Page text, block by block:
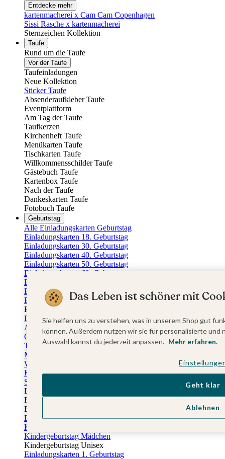
Entdecke mehr
kartenmacherei x Cam Cam Copenhagen
Sissi Rasche x kartenmacherei
Sternzeichen Kollektion
Taufe
Rund um die Taufe
Vor der Taufe
Taufeinladungen
Neue Kollektion
Sticker Taufe
Absenderaufkleber Taufe
Eventplattform
Am Tag der Taufe
Taufkerzen
Kirchenheft Taufe
Menükarten Taufe
Tischkarten Taufe
Willkommensschilder Taufe
Gästebuch Taufe
Kartenbox Taufe
Nach der Taufe
Dankeskarten Taufe
Fotobuch Taufe
Geburtstag
Alle Einladungskarten Geburtstag
Einladungskarten 18. Geburtstag
Einladungskarten 30. Geburtstag
Einladungskarten 40. Geburtstag
Einladungskarten 50. Geburtstag
Einladungskarten 60. Geburtstag
Einladungskarten 70. Geburtstag
Einladungskarten 80. Geburtstag
Einladungskarten 90. Geburtstag
Für jedes Alter
Doppelgeburtstag Einladungen
Alle Geburtstagsextras
Gästebücher Geburtstag
Tischkarten Geburtstag
Menükarten Geburtstag
Weinetiketten Geburtstag
Kartenbox Geburtstag
Save the Date Karten
Dankeskarten Geburtstag
Fotobuch Geburtstag
Eventplattform
Einladungskarten Kindergeburtstag
Kindergeburtstag Jungen
Kindergeburtstag Mädchen
Kindergeburtstag Unisex
Einladungskarten 1. Geburtstag
Das Leben ist schöner mit
Sie helfen uns zu verstehen, was in unserem Shop gut
können. Außerdem nutzen wir sie für personalisierte
Auswahl kannst du jederzeit anpassen. Mehr erfahren.
Ablehnen
Geht klar